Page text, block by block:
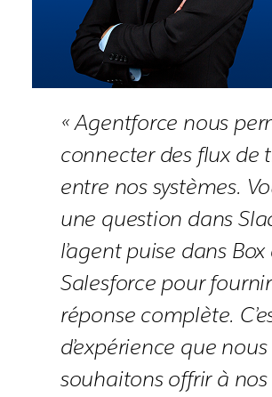
« Agentforce nous
connecter des flux de
entre nos systèmes.
une question dans
l’agent puise dans Box
Salesforce pour
réponse complète.
d’expérience que nous
souhaitons offrir à nos